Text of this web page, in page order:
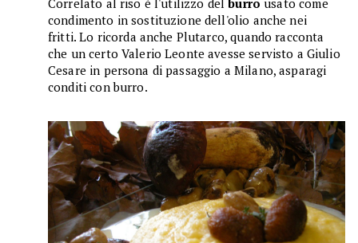
condimento in sostituzione dell'olio anche nei
fritti. Lo ricorda anche Plutarco, quando racconta
che un certo Valerio Leonte avesse servisto a Giulio
Cesare in persona di passaggio a Milano, asparagi
conditi con burro.